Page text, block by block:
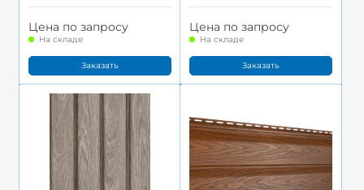
Цена по запросу
На складе
Заказать
Цена по запросу
На складе
Заказать